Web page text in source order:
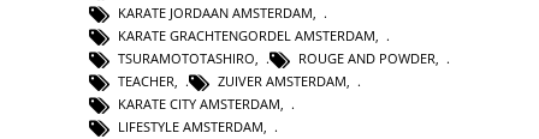
KARATE JORDAAN AMSTERDAM
KARATE GRACHTENGORDEL AMSTERDAM
TSURAMOTOTASHIRO
ROUGE AND POWDER
TEACHER
ZUIVER AMSTERDAM
KARATE CITY AMSTERDAM
LIFESTYLE AMSTERDAM